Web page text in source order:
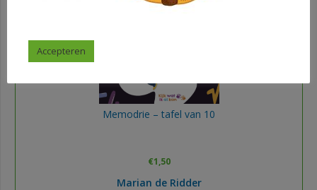
Memodrie – tafel van 10
€1,50
Marian de Ridder
Accepteren